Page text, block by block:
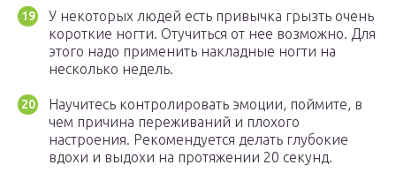
У некоторых людей есть привычка грызть очень
короткие ногти. Отучиться от нее возможно. Для
этого надо применить накладные ногти на
несколько недель.
Научитесь контролировать эмоции, поймите, в
чем причина переживаний и плохого
настроения. Рекомендуется делать глубокие
вдохи и выдохи на протяжении 20 секунд.